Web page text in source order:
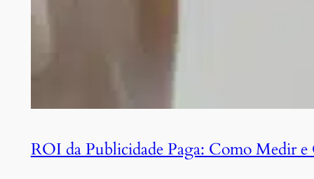
ROI da Publicidade Paga: Como Medir e